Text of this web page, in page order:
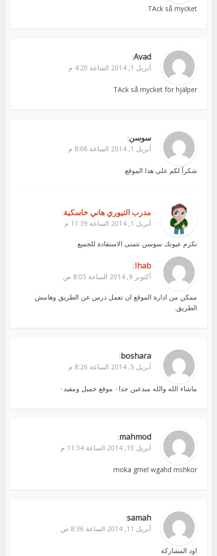
TAck så mycket
Avad
:
أبريل 1, 2014 الساعة 4:20 م
TAck så mycket för hjälper
سوسن:
أبريل 1, 2014 الساعة 8:06 م
شكرآ لكم على هذا الموقع
مدرب التيوري هاني خاسكية:
أبريل 1, 2014 الساعة 11:39 م
نكرم عيونك سوسن نتمنى الاستفادة للجميع
Ihab
:
أكتوبر 9, 2014 الساعة 8:05 ص
ممكن من ادارة الموقع ان تعمل درس عن الطريق وهامش
الطريق.
boshara
:
أبريل 5, 2014 الساعة 8:26 م
ماشاء الله والله مبدعين جدا٠ موقع جميل ومفيد٠
mahmod
:
أبريل 10, 2014 الساعة 11:34 م
moka gmel wgahd mshkor
samah
:
أبريل 11, 2014 الساعة 8:36 ص
اود المشاركة